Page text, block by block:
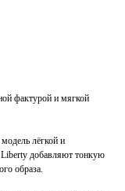
фактурой и мягкой
лёгкой и
Liberty добавляют тонкую
образа.